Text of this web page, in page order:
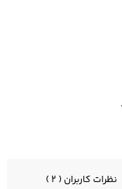
نظرات کاربران ( 2 )